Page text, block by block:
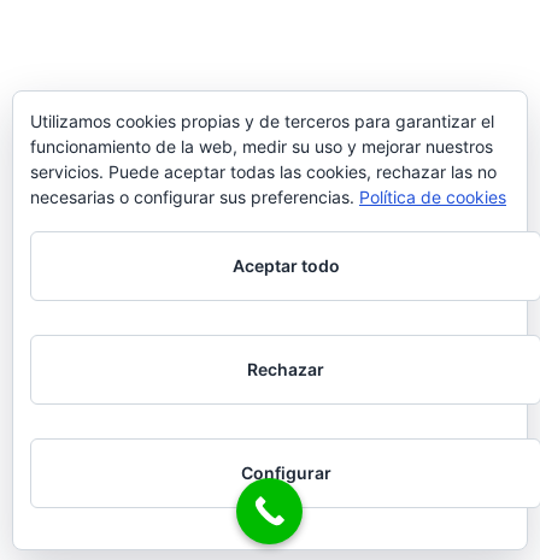
Utilizamos cookies propias y de terceros para garantizar el
funcionamiento de la web, medir su uso y mejorar nuestros
servicios. Puede aceptar todas las cookies, rechazar las no
necesarias o configurar sus preferencias. Política de cookies
Aceptar todo
Rechazar
Configurar